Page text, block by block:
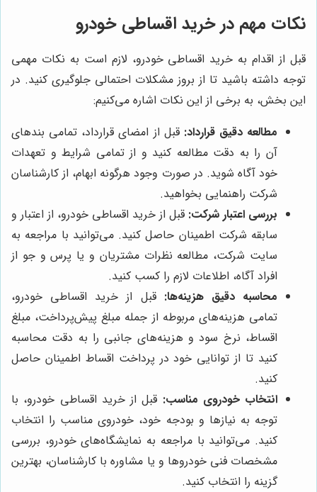
نکات مهم در خرید اقساطی خودرو
قبل از اقدام به خرید اقساطی خودرو، لازم است به نکات مهمی
توجه داشته باشید تا از بروز مشکلات احتمالی جلوگیری کنید. در
این بخش، به برخی از این نکات اشاره می‌کنیم:
مطالعه دقیق قرارداد: قبل از امضای قرارداد، تمامی بندهای
آن را به دقت مطالعه کنید و از تمامی شرایط و تعهدات
خود آگاه شوید. در صورت وجود هرگونه ابهام، از کارشناسان
شرکت راهنمایی بخواهید.
بررسی اعتبار شرکت: قبل از خرید اقساطی خودرو، از اعتبار و
سابقه شرکت اطمینان حاصل کنید. می‌توانید با مراجعه به
سایت شرکت، مطالعه نظرات مشتریان و یا پرس و جو از
افراد آگاه، اطلاعات لازم را کسب کنید.
محاسبه دقیق هزینه‌ها: قبل از خرید اقساطی خودرو،
تمامی هزینه‌های مربوطه از جمله مبلغ پیش‌پرداخت، مبلغ
اقساط، نرخ سود و هزینه‌های جانبی را به دقت محاسبه
کنید تا از توانایی خود در پرداخت اقساط اطمینان حاصل
کنید.
انتخاب خودروی مناسب: قبل از خرید اقساطی خودرو، با
توجه به نیازها و بودجه خود، خودروی مناسب را انتخاب
کنید. می‌توانید با مراجعه به نمایشگاه‌های خودرو، بررسی
مشخصات فنی خودروها و یا مشاوره با کارشناسان، بهترین
گزینه را انتخاب کنید.